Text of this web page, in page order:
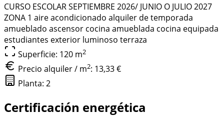
CURSO ESCOLAR SEPTIEMBRE 2026/ JUNIO O JULIO 2027
ZONA 1 aire acondicionado alquiler de temporada
amueblado ascensor cocina amueblada cocina equipada
estudiantes exterior luminoso terraza
Superficie: 120 m2
Precio alquiler / m2: 13,33 €
Planta: 2
Certificación energética